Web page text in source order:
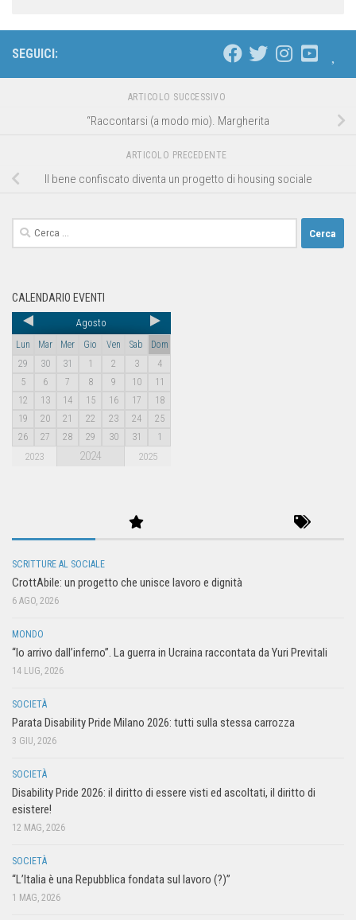
SEGUICI:
ARTICOLO SUCCESSIVO
“Raccontarsi (a modo mio). Margherita
ARTICOLO PRECEDENTE
Il bene confiscato diventa un progetto di housing sociale
CALENDARIO EVENTI
Agosto
Lun Mar Mer Gio Ven Sab
Dom
29
30 31 1 2 3
4
5
6 7 8 9 10
11
12
13 14 15 16 17
18
19
20 21 22 23 24
25
26
27 28 29 30 31 1
2023 2024 2025
SCRITTURE AL SOCIALE
CrottAbile: un progetto che unisce lavoro e dignità
6 AGO, 2026
MONDO
“Io arrivo dall’inferno”. La guerra in Ucraina raccontata da Yuri Previtali
14 LUG, 2026
SOCIETÀ
Parata Disability Pride Milano 2026: tutti sulla stessa carrozza
3 GIU, 2026
SOCIETÀ
Disability Pride 2026: il diritto di essere visti ed ascoltati, il diritto di
esistere!
12 MAG, 2026
SOCIETÀ
“L’Italia è una Repubblica fondata sul lavoro (?)”
1 MAG, 2026